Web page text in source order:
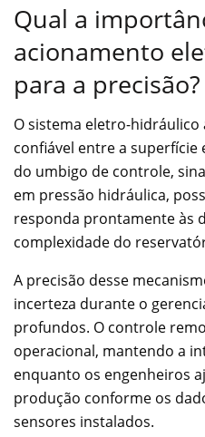
Qual a
acionamento
para a precisão?
O sistema eletro-
confiável entre a superfície
do umbigo de controle,
em pressão hidráulica,
responda prontamente às
complexidade do
A precisão desse
incerteza durante o
profundos. O controle
operacional, mantendo a
enquanto os engenheiros
produção conforme os
sensores instalados.